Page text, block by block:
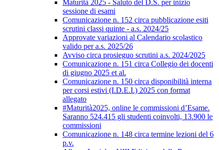
Maturità 2025 - Saluto del D.S. per inizio
sessione di esami
Comunicazione n. 152 circa pubblicazione esiti
scrutini classi quinte - a.s. 2024/25
Approvate variazioni al Calendario scolastico
valido per a.s. 2025/26
Avviso circa prosieguo scrutini a.s. 2024/2025
Comunicazione n. 151 circa Collegio dei docenti
di giugno 2025 et al.
Comunicazione n. 150 circa disponibilità interna
per corsi estivi (I.D.E.I.) 2025 con format
allegato
#Maturità2025, online le commissioni d’Esame.
Saranno 524.415 gli studenti coinvolti, 13.900 le
commissioni
Comunicazione n. 148 circa termine lezioni del 6
p.v.